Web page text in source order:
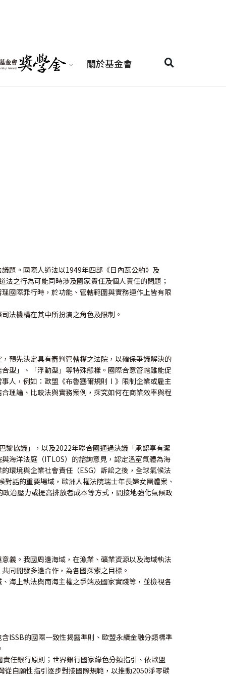
關於基金會
題。國際人道法以1949年四部《日內瓦公約》及
之行為可能同時涉及國家責任及個人責任的問題；
國際罪行時，於功能、管轄範圍與實務運作上皆有限
法機構在其中所扮演之角色及限制。
預先決定具有審判管轄權之法院，以確保爭議解決的
型」、「浮動型」等特殊態樣。國際合意管轄雖能促
人，例如：歐盟《布魯塞爾規則Ⅰ》限制企業或雇主
理論、比較法與實務案例，探究如何在商業效率與程
黎協議」，以及2022年聯合國通過決議「承認享有潔
海洋法庭（ITLOS）的諮詢意見，認定溫室氣體為海
環境與企業社會責任（ESG）訴訟之後，全球氣候法
話的重要場域，歐洲人權法院瑞士年長婦女團體案、
治壓力或提高排放者成本等方式，間接地強化氣候政
義。我國周邊海域，在漁業、礦業資源以及海域執法
同開發多邊合作，為各國探索之目標。
海上執法與南海主權之爭端及國家實踐等，並檢視各
ISSB的國際一致性揭露準則、歐盟永續金融分類標準
任銀行原則；世界銀行國家綠色分類指引、依歐盟
從自願性指引逐步對接國際規範，以推動2050淨零碳